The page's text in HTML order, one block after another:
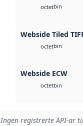
octetbin
Webside Tiled
octetbin
Webside ECW
octetbin
Ingen registrerte API-ar